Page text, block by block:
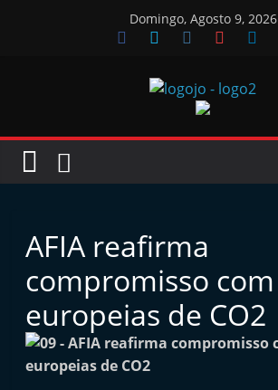
Domingo, Agosto 9, 2026
Jornal
Oficinas
o
r
n
a
AFIA reafirma
compromisso
europeias de CO2